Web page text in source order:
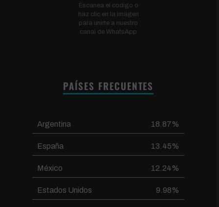
Escanea el código o
haz clic en la imagen
para unirte a nuestro
canal de WhatsApp
PAÍSES FRECUENTES
Argentina 18.87%
España 13.45%
México 12.24%
Estados Unidos 9.98%